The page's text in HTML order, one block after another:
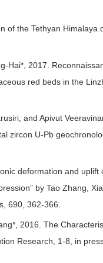
the Tethyan Himalaya
Hai*, 2017.
red beds in the
and Apivut
zircon U-Pb
deformation and uplift
by Tao Zhang,
690, 362-366.
2016. The
Research, 1-8, in